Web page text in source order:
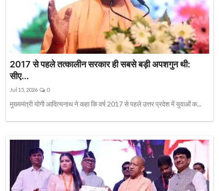
2017 से पहले तत्कालीन सरकार ही सबसे बड़ी अपशगुन थी:
सीए...
Jul 15, 2026 0
मुख्यमंत्री योगी आदित्यनाथ ने कहा कि वर्ष 2017 से पहले उत्तर प्रदेश में युवाओं क...